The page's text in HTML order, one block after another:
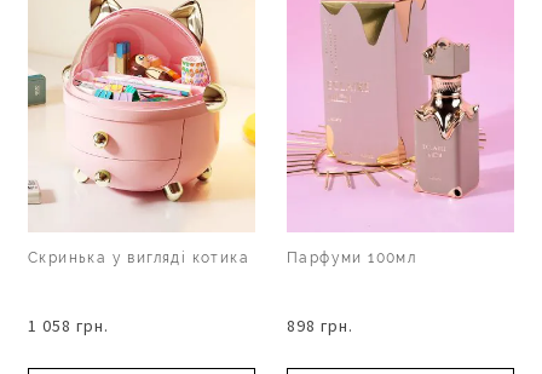
Скринька у вигляді котика
1 058 грн.
Парфуми 100мл
898 грн.